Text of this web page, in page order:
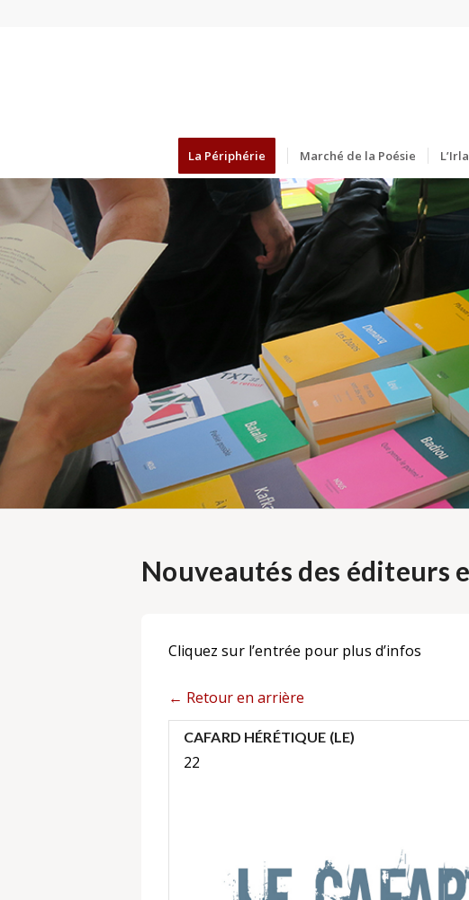
La Périphérie Marché de la Poésie
Nouveautés des éditeurs
Cliquez sur l’entrée pour plus d’infos
← Retour en arrière
CAFARD HÉRÉTIQUE (LE)
22